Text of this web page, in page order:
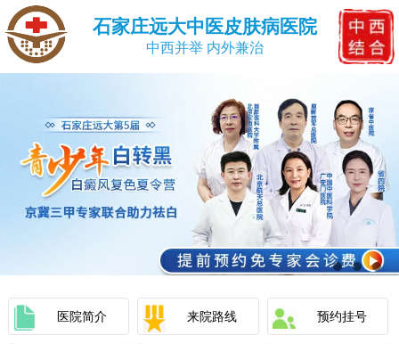
石家庄远大中医皮肤病医院
中西并举 内外兼治
医院简介 来院路线 预约挂号